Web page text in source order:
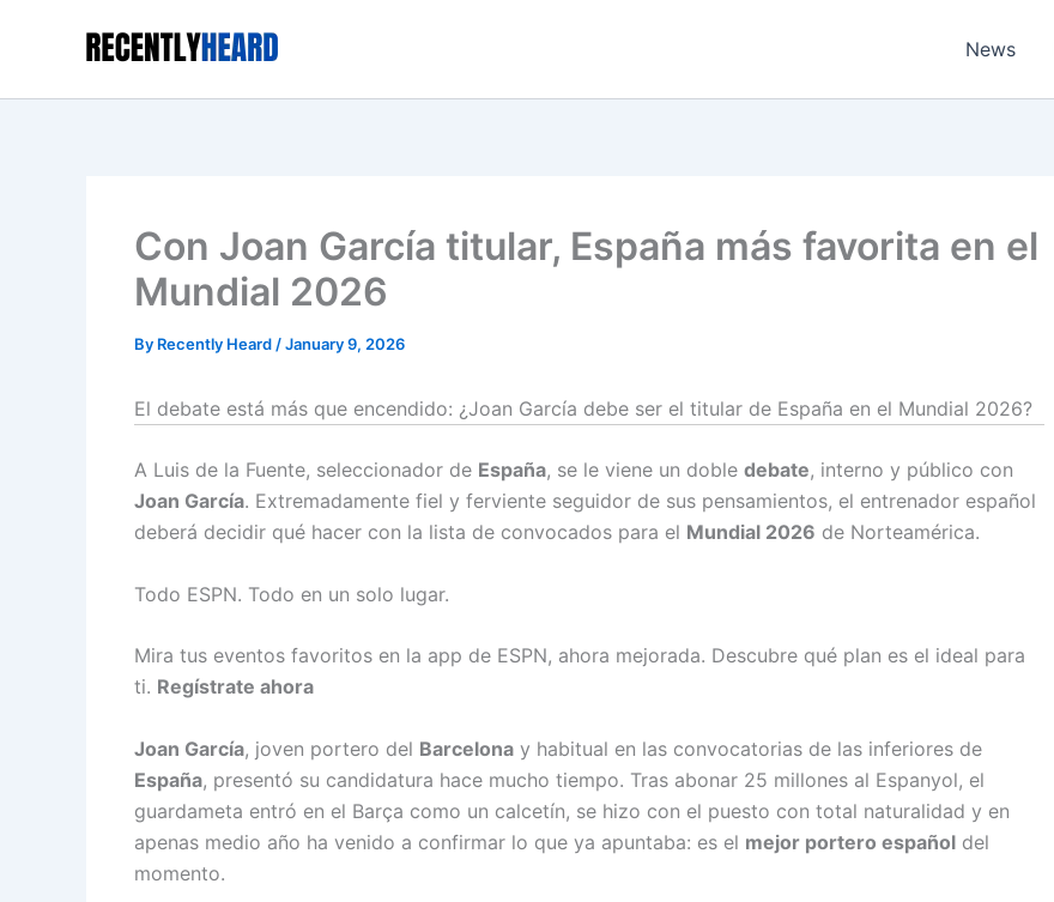
News
Con Joan García titular, España más favorita en el
Mundial 2026
By Recently Heard /January 9, 2026
El debate está más que encendido: ¿Joan García debe ser el titular de España en el Mundial 2026?
A Luis de la Fuente, seleccionador de España, se le viene un doble debate, interno y público con
Joan García. Extremadamente fiel y ferviente seguidor de sus pensamientos, el entrenador español
deberá decidir qué hacer con la lista de convocados para el Mundial 2026 de Norteamérica.
Todo ESPN. Todo en un solo lugar.
Mira tus eventos favoritos en la app de ESPN, ahora mejorada. Descubre qué plan es el ideal para
ti. Regístrate ahora
Joan García, joven portero del Barcelona y habitual en las convocatorias de las inferiores de
España, presentó su candidatura hace mucho tiempo. Tras abonar 25 millones al Espanyol, el
guardameta entró en el Barça como un calcetín, se hizo con el puesto con total naturalidad y en
apenas medio año ha venido a confirmar lo que ya apuntaba: es el mejor portero español del
momento.